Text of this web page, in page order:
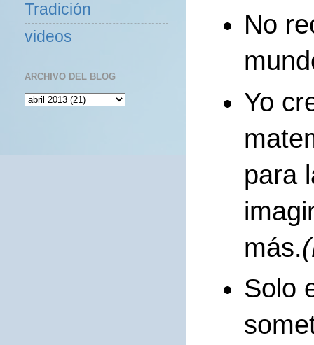
No
Yo
para
más.
Solo
Tradición
videos
ARCHIVO DEL BLOG